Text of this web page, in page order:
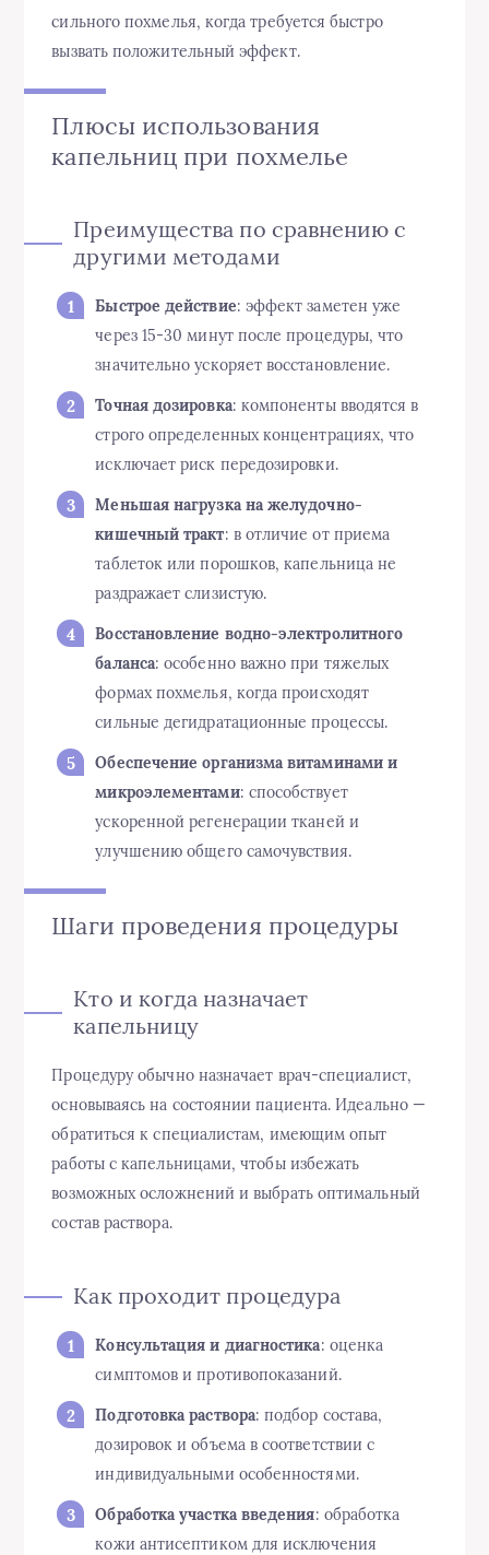
сильного похмелья, когда требуется быстро
вызвать положительный эффект.
Плюсы использования
капельниц при похмелье
Преимущества по сравнению с
другими методами
Быстрое действие: эффект заметен уже
через 15-30 минут после процедуры, что
значительно ускоряет восстановление.
Точная дозировка: компоненты вводятся в
строго определенных концентрациях, что
исключает риск передозировки.
Меньшая нагрузка на желудочно-
кишечный тракт: в отличие от приема
таблеток или порошков, капельница не
раздражает слизистую.
Восстановление водно-электролитного
баланса: особенно важно при тяжелых
формах похмелья, когда происходят
сильные дегидратационные процессы.
Обеспечение организма витаминами и
микроэлементами: способствует
ускоренной регенерации тканей и
улучшению общего самочувствия.
Шаги проведения процедуры
Кто и когда назначает
капельницу
Процедуру обычно назначает врач-специалист,
основываясь на состоянии пациента. Идеально —
обратиться к специалистам, имеющим опыт
работы с капельницами, чтобы избежать
возможных осложнений и выбрать оптимальный
состав раствора.
Как проходит процедура
Консультация и диагностика: оценка
симптомов и противопоказаний.
Подготовка раствора: подбор состава,
дозировок и объема в соответствии с
индивидуальными особенностями.
Обработка участка введения: обработка
кожи антисептиком для исключения